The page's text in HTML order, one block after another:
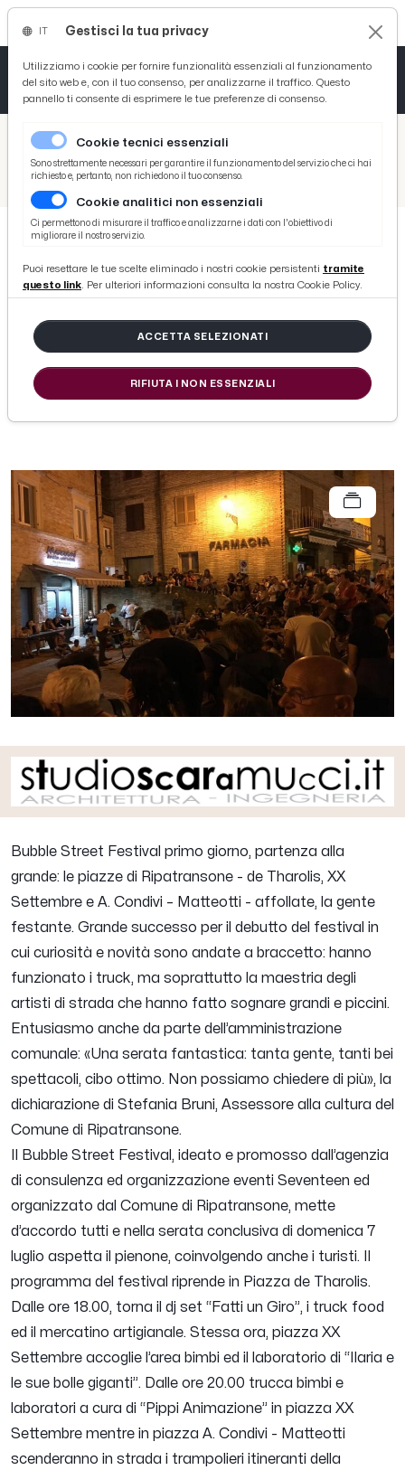
/ Picenotime
/ Eventi e Cultura
Il ''Bubble Street Festival'' conquista Ripatransone, grande successo per il primo giorno
Il ''Bubble Street Festival''
conquista Ripatransone, grande
successo per il primo giorno
di Redazione Picenotime
Bubble Street Festival primo giorno, partenza alla
grande: le piazze di Ripatransone - de Tharolis, XX
Settembre e A. Condivi – Matteotti - affollate, la gente
festante. Grande successo per il debutto del festival in
cui curiosità e novità sono andate a braccetto: hanno
funzionato i truck, ma soprattutto la maestria degli
artisti di strada che hanno fatto sognare grandi e piccini.
Entusiasmo anche da parte dell’amministrazione
comunale: «Una serata fantastica: tanta gente, tanti bei
spettacoli, cibo ottimo. Non possiamo chiedere di più», la
dichiarazione di Stefania Bruni, Assessore alla cultura del
Comune di Ripatransone.
Il Bubble Street Festival, ideato e promosso dall’agenzia
di consulenza ed organizzazione eventi Seventeen ed
organizzato dal Comune di Ripatransone, mette
d’accordo tutti e nella serata conclusiva di domenica 7
luglio aspetta il pienone, coinvolgendo anche i turisti. Il
programma del festival riprende in Piazza de Tharolis.
Dalle ore 18.00, torna il dj set “Fatti un Giro”, i truck food
ed il mercatino artigianale. Stessa ora, piazza XX
Settembre accoglie l’area bimbi ed il laboratorio di “Ilaria e
le sue bolle giganti”. Dalle ore 20.00 trucca bimbi e
laboratori a cura di “Pippi Animazione” in piazza XX
Settembre mentre in piazza A. Condivi - Matteotti
scenderanno in strada i trampolieri itineranti della
Gestisci la tua privacy
Utilizziamo i cookie per fornire funzionalità essenziali al funzionamento
del sito web e, con il tuo consenso, per analizzarne il traffico. Questo
pannello ti consente di esprimere le tue preferenze di consenso.
Cookie tecnici essenziali
Sono strettamente necessari per garantire il funzionamento del servizio che ci hai
richiesto e, pertanto, non richiedono il tuo consenso.
Cookie analitici non essenziali
Ci permettono di misurare il traffico e analizzarne i dati con l'obiettivo di
migliorare il nostro servizio.
Puoi resettare le tue scelte eliminado i nostri cookie persistenti tramite
questo link. Per ulteriori informazioni consulta la nostra Cookie Policy.
ACCETTA SELEZIONATI
RIFIUTA I NON ESSENZIALI
Tutto News
Tutto Sport
Basket
Ciclismo
Tutto Curiosità